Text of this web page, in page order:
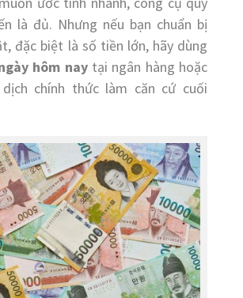
là đủ. Nhưng nếu bạn chuẩn bị
đặc biệt là số tiền lớn, hãy dùng
hôm naytại ngân hàng hoặc
chính thức làm căn cứ cuối